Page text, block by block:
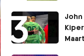
John